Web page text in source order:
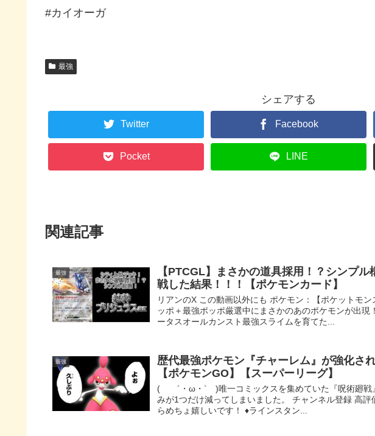
#カイオーガ
最強
シェアする
Twitter Facebook
Pocket LINE
関連記事
最強
【PTCGL】まさかの道具採用！？シンプ
戦した結果！！！【ポケモンカード】
リアンのX この動画以外にも ポケモン：【ポケットモ
ッポ＋最強ポッポ厳選中にまさかのあのポケモンが出
ータスオールカンスト最強スライムを育てた...
最強
歴代最強ポケモン『チャーレム』が強化さ
【ポケモンGO】【スーパーリーグ】
( ´・ω・` )唯一コミックスを集めていた『呪術廻戦
みが1つだけ減ってしまいました。 チャンネル登録 高
らめちょ嬉しいです！ ♦ラインスタン...